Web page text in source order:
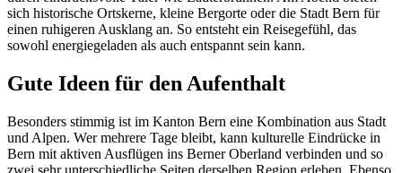
sich historische Ortskerne, kleine Bergorte oder die Stadt Bern für
einen ruhigeren Ausklang an. So entsteht ein Reisegefühl, das
sowohl energiegeladen als auch entspannt sein kann.
Gute Ideen für den Aufenthalt
Besonders stimmig ist im Kanton Bern eine Kombination aus Stadt
und Alpen. Wer mehrere Tage bleibt, kann kulturelle Eindrücke in
Bern mit aktiven Ausflügen ins Berner Oberland verbinden und so
zwei sehr unterschiedliche Seiten derselben Region erleben. Ebenso